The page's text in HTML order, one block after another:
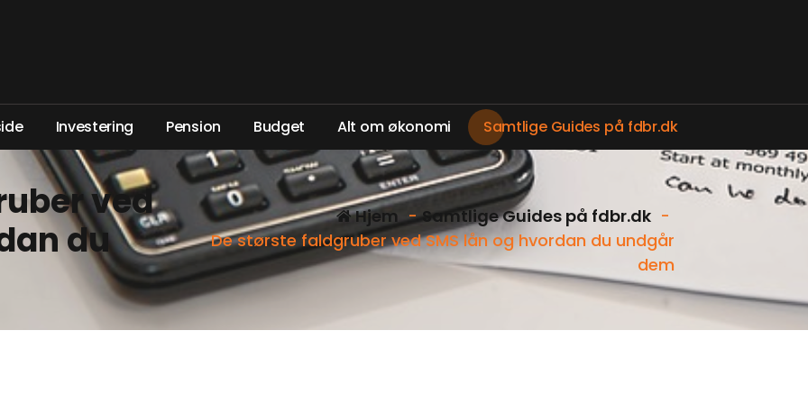
ide Investering Pension Budget Alt om økonomi Samtlige Guides på fdbr.dk
ved
du
Hjem -Samtlige Guides på fdbr.dk -
De største faldgruber ved SMS lån og hvordan du undgår
dem